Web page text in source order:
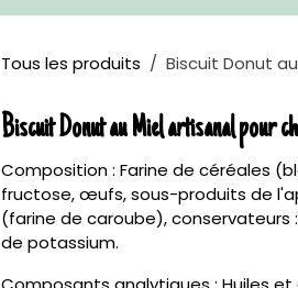
Tous les produits Biscuit Donut
Biscuit Donut au Miel artisanal pour
Composition : Farine de céréales
fructose, œufs, sous-produits de
(farine de caroube), conservateurs :
de potassium.